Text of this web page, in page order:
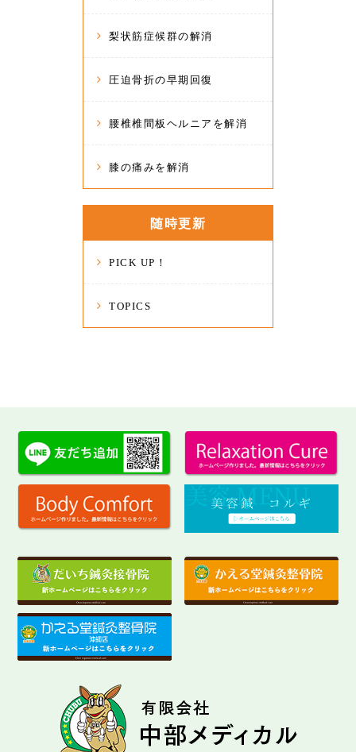
梨状筋症候群の解消
圧迫骨折の早期回復
腰椎椎間板ヘルニアを解消
膝の痛みを解消
随時更新
PICK UP！
TOPICS